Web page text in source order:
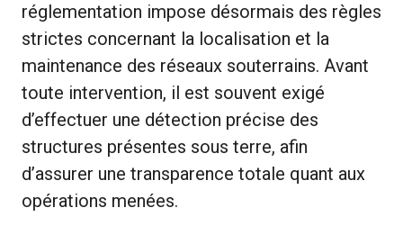
réglementation impose désormais des règles
strictes concernant la localisation et la
maintenance des réseaux souterrains. Avant
toute intervention, il est souvent exigé
d’effectuer une détection précise des
structures présentes sous terre, afin
d’assurer une transparence totale quant aux
opérations menées.